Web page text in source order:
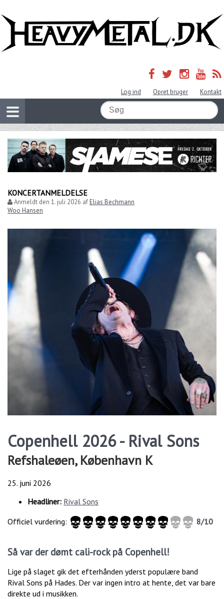
Log ind Opret bruger Kontakt
KONCERTANMELDELSE
Anmeldt den 1. juli 2026 afElias Bechmann
Woo Hansen
Copenhell 2026 - Rival Sons
Refshaleøen, København K
25. juni 2026
Headliner: Rival Sons
Officiel vurdering:
8/10
Så var der dømt cali-rock på Copenhell!
Lige på slaget gik det efterhånden yderst populære band
Rival Sons på Hades. Der var ingen intro at hente, det var bare
direkte ud i musikken.